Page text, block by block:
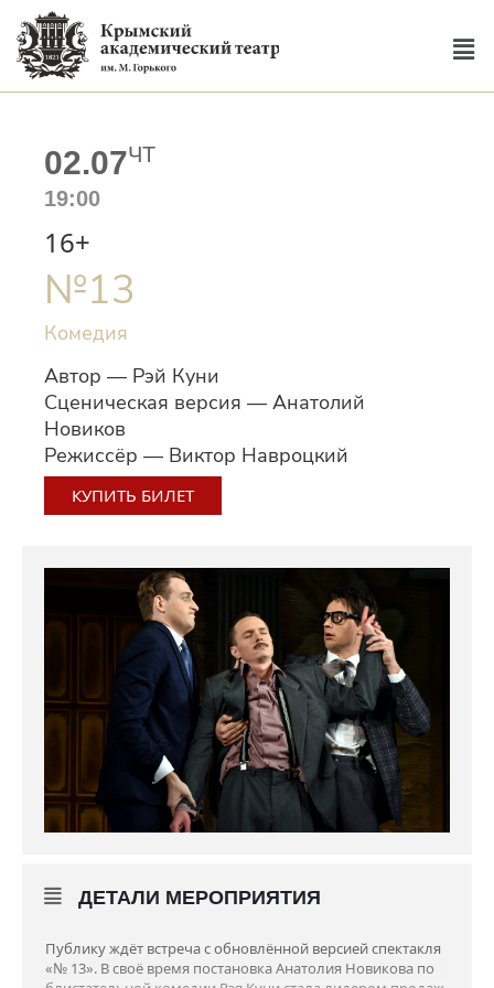
02.07ЧТ
19:00
16+
КУПИТЬ БИЛЕТ
Автор — Рэй Куни
Сценическая версия — Анатолий
Новиков
Режиссёр — Виктор Навроцкий
№13
Комедия
ДЕТАЛИ МЕРОПРИЯТИЯ
Публику ждёт встреча с обновлённой версией спектакля
«№ 13». В своё время постановка Анатолия Новикова по